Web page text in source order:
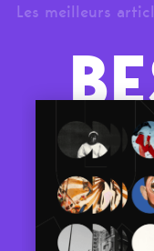
Les meilleurs